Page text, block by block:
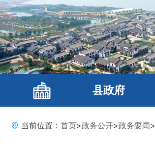
县政府
当前位置： 首页>政务公开>政务要闻>